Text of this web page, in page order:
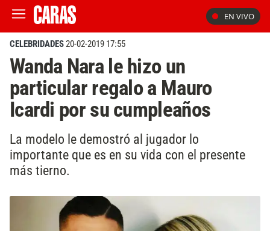
EN VIVO
CELEBRIDADES20-02-2019 17:55
Wanda Nara le hizo un
particular regalo a Mauro
Icardi por su cumpleaños
La modelo le demostró al jugador lo
importante que es en su vida con el presente
más tierno.